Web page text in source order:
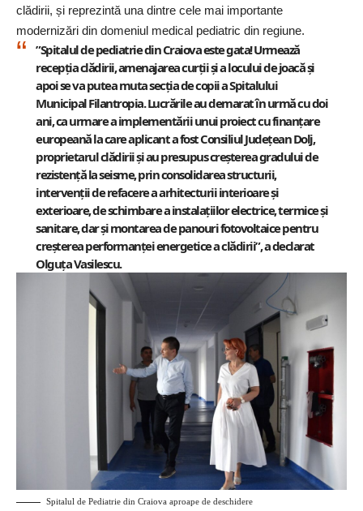
clădirii, și reprezintă una dintre cele mai importante
modernizări din domeniul medical pediatric din regiune.
”Spitalul de pediatrie din Craiova este gata! Urmează
recepția clădirii, amenajarea curții și a locului de joacă și
apoi se va putea muta secția de copii a Spitalului
Municipal Filantropia. Lucrările au demarat în urmă cu doi
ani, ca urmare a implementării unui proiect cu finanțare
europeană la care aplicant a fost Consiliul Județean Dolj,
proprietarul clădirii și au presupus creșterea gradului de
rezistență la seisme, prin consolidarea structurii,
intervenții de refacere a arhitecturii interioare și
exterioare, de schimbare a instalațiilor electrice, termice și
sanitare, dar și montarea de panouri fotovoltaice pentru
creșterea performanței energetice a clădirii”, a declarat
Olguța Vasilescu.
Spitalul de Pediatrie din Craiova aproape de deschidere